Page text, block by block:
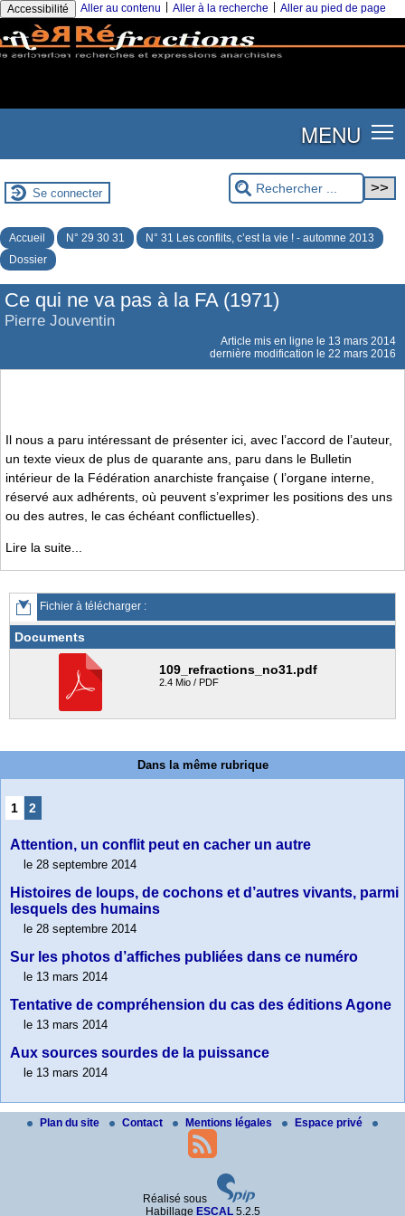
Accessibilité Aller au contenu Aller à la recherche Aller au pied de page
MENU
Se connecter
Accueil N° 29 30 31
N° 31 Les conflits, c’est la vie ! - automne 2013
Dossier
Ce qui ne va pas à la FA (1971)
Pierre Jouventin
Article mis en ligne le 13 mars 2014
dernière modification le 22 mars 2016
Il nous a paru intéressant de présenter ici, avec l’accord de l’auteur,
un texte vieux de plus de quarante ans, paru dans le Bulletin
intérieur de la Fédération anarchiste française ( l’organe interne,
réservé aux adhérents, où peuvent s’exprimer les positions des uns
ou des autres, le cas échéant conflictuelles).
Lire la suite...
Fichier à télécharger :
Documents
109_refractions_no31.pdf
2.4 Mio / PDF
Dans la même rubrique
1 2
Attention, un conflit peut en cacher un autre
le 28 septembre 2014
Histoires de loups, de cochons et d’autres vivants, parmi
lesquels des humains
le 28 septembre 2014
Sur les photos d’affiches publiées dans ce numéro
le 13 mars 2014
Tentative de compréhension du cas des éditions Agone
le 13 mars 2014
Aux sources sourdes de la puissance
le 13 mars 2014
Plan du site Contact Mentions légales Espace privé
Réalisé sous
Habillage ESCAL5.2.5